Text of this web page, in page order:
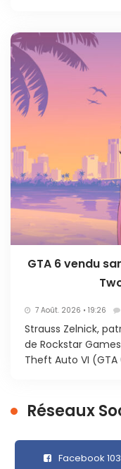
GTA 6 vendu
7 Août. 2026 • 19:26
Strauss Zelnick,
de Rockstar
Theft Auto VI (GTA
Réseaux
Facebook